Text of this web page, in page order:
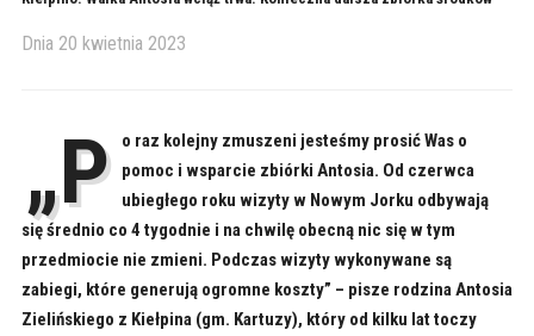
Dnia 20 kwietnia 2023
„P
o raz kolejny zmuszeni jesteśmy prosić Was o
pomoc i wsparcie zbiórki Antosia. Od czerwca
ubiegłego roku wizyty w Nowym Jorku odbywają
się średnio co 4 tygodnie i na chwilę obecną nic się w tym
przedmiocie nie zmieni. Podczas wizyty wykonywane są
zabiegi, które generują ogromne koszty” – pisze rodzina Antosia
Zielińskiego z Kiełpina (gm. Kartuzy), który od kilku lat toczy